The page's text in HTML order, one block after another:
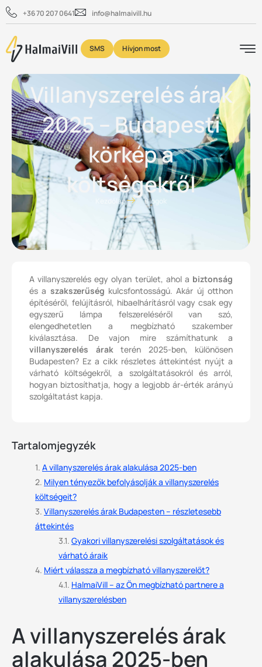
+36 70 207 0641 info@halmaivill.hu
SMS Hívjon most
Villanyszerelés árak
2025 – Budapesti
körkép a
költségekről
Kezdőlap Blogok
A villanyszerelés egy olyan terület, ahol a biztonság
és a szakszerűség kulcsfontosságú. Akár új otthon
építéséről, felújításról, hibaelhárításról vagy csak egy
egyszerű lámpa felszereléséről van szó,
elengedhetetlen a megbízható szakember
kiválasztása. De vajon mire számíthatunk a
villanyszerelés árakterén 2025-ben, különösen
Budapesten? Ez a cikk részletes áttekintést nyújt a
várható költségekről, a szolgáltatásokról és arról,
hogyan biztosíthatja, hogy a legjobb ár-érték arányú
szolgáltatást kapja.
Tartalomjegyzék
A villanyszerelés árak alakulása 2025-ben
Milyen tényezők befolyásolják a villanyszerelés
költségeit?
Villanyszerelés árak Budapesten – részletesebb
áttekintés
Gyakori villanyszerelési szolgáltatások és
várható áraik
Miért válassza a megbízható villanyszerelőt?
HalmaiVill – az Ön megbízható partnere a
villanyszerelésben
A villanyszerelés árak
alakulása 2025-ben